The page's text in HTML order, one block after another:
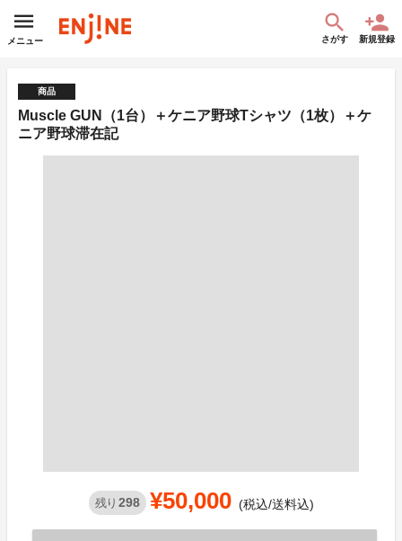
メニュー さがす 新規登録
商品
Muscle GUN（1台）＋ケニア野球Tシャツ（1枚）＋ケ
ニア野球滞在記
残り 298 ¥50,000 (税込/送料込)